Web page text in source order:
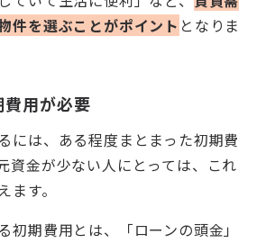
件を選ぶことがポイント となりま
用が必要
には、ある程度まとまった初期費
資金が少ない人にとっては、これ
ます。
初期費用とは、「ローンの頭金」